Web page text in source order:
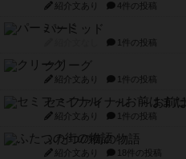
紹介文あり 4件の投稿
パーミッド
1件の投稿
クリーグ
紹介文あり 1件の投稿
セミファイナル ～お前
紹介文あり 1件の投稿
ふたつの街の物語
紹介文あり 18件の投稿